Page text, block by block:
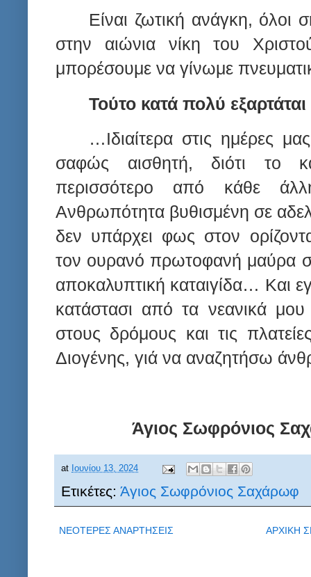
Είναι ζωτική ανάγκη, όλοι
στην αιώνια νίκη του
μπορέσουμε να γίνωμε
Τούτο κατά πολύ
…Ιδιαίτερα στις ημέρες
σαφώς αισθητή, διότι το
περισσότερο από κάθε
Ανθρωπότητα βυθισμένη σε
δεν υπάρχει φως στον
τον ουρανό πρωτοφανή μαύρα
αποκαλυπτική καταιγίδα… Και
κατάστασι από τα νεανικά
στους δρόμους και τις
Διογένης, γιά να αναζητήσω
Άγιος Σωφρόνιος
at Ιουνίου 13, 2024
Ετικέτες: Άγιος Σωφρόνιος Σαχάρωφ
ΝΕΟΤΕΡΕΣ ΑΝΑΡΤΗΣΕΙΣ ΑΡΧΙΚΗ